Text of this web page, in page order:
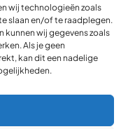
wij technologieën zoals
slaan en/of te raadplegen.
kunnen wij gegevens zoals
Als je geen
kan dit een nadelige